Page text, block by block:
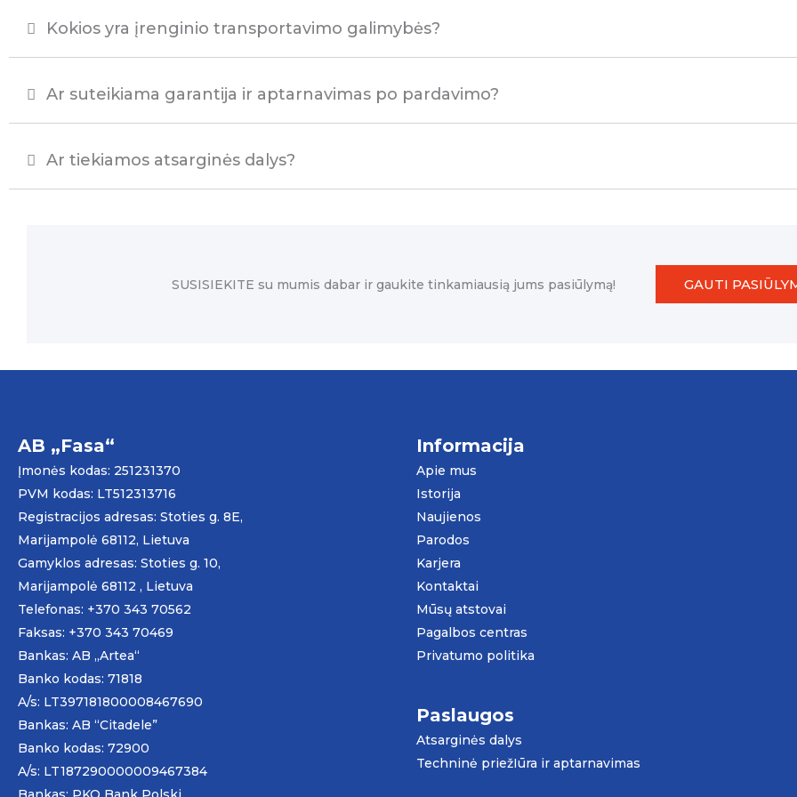
Kokios yra įrenginio transportavimo galimybės?
Ar suteikiama garantija ir aptarnavimas po pardavimo?
Ar tiekiamos atsarginės dalys?
SUSISIEKITE su mumis dabar ir gaukite tinkamiausią jums pasiūlymą! GAUTI
AB „Fasa“
Įmonės kodas: 251231370
PVM kodas: LT512313716
Registracijos adresas: Stoties g. 8E,
Marijampolė 68112, Lietuva
Gamyklos adresas: Stoties g. 10,
Marijampolė 68112 , Lietuva
Telefonas: +370 343 70562
Faksas: +370 343 70469
Bankas: AB „Artea“
Banko kodas: 71818
A/s: LT397181800008467690
Bankas: AB “Citadele”
Banko kodas: 72900
A/s: LT187290000009467384
Informacija
Apie mus
Istorija
Naujienos
Parodos
Karjera
Kontaktai
Mūsų atstovai
Pagalbos centras
Privatumo politika
Paslaugos
Atsarginės dalys
Techninė priežIūra ir aptarnavimas